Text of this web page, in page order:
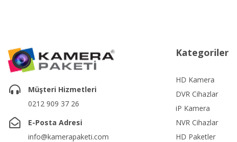
Müşteri Hizmetleri
0212 909 37 26
E-Posta Adresi
info@kamerapaketi.com
Kategoriler
HD Kamera
DVR Cihazlar
iP Kamera
NVR Cihazlar
HD Paketler